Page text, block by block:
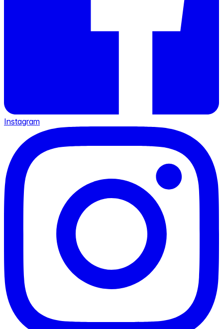
Instagram